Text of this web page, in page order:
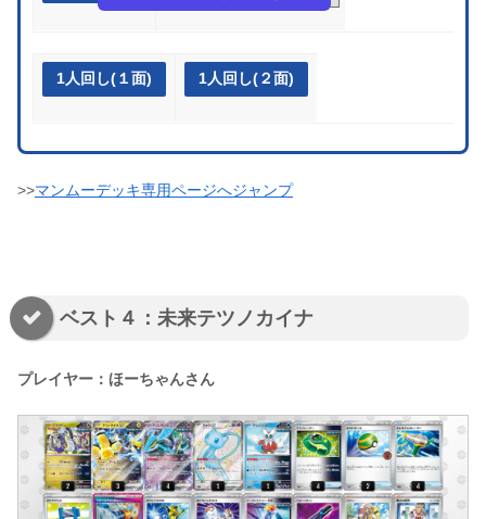
1人回し(１面) 1人回し(２面)
>>マンムーデッキ専用ページへジャンプ
ベスト４：未来テツノカイナ
プレイヤー：ほーちゃんさん